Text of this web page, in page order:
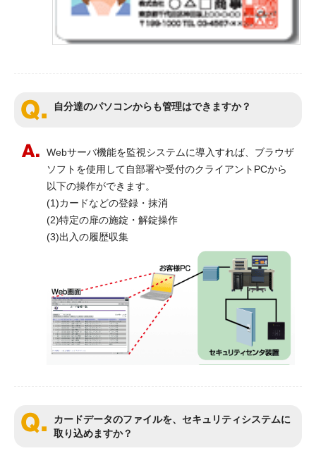
自分達のパソコンからも管理はできますか？
Webサーバ機能を監視システムに導入すれば、ブラウザ
ソフトを使用して自部署や受付のクライアントPCから
以下の操作ができます。
(1)カードなどの登録・抹消
(2)特定の扉の施錠・解錠操作
(3)出入の履歴収集
カードデータのファイルを、セキュリティシステムに
取り込めますか？